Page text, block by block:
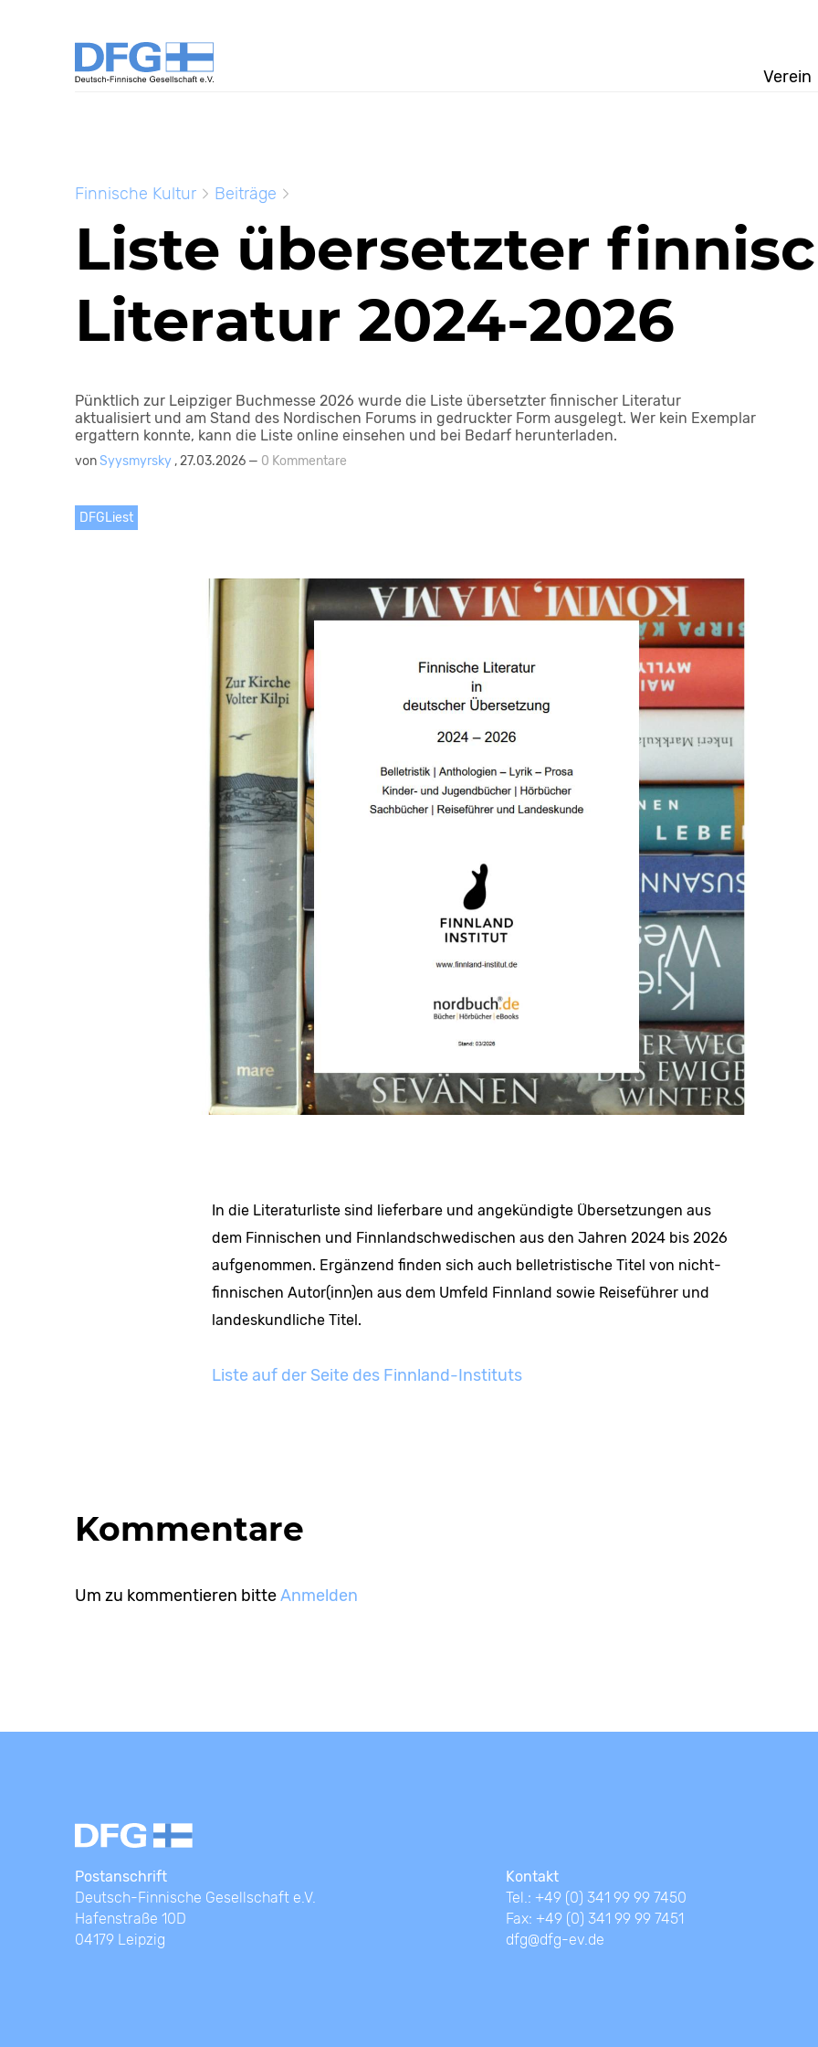
Verein
Finnische Kultur Beiträge
Liste übersetzter
Literatur 2024-2026
Pünktlich zur Leipziger Buchmesse 2026 wurde die Liste übersetzter finnischer Literatur
aktualisiert und am Stand des Nordischen Forums in gedruckter Form ausgelegt. Wer kein Exemplar
ergattern konnte, kann die Liste online einsehen und bei Bedarf herunterladen.
vonSyysmyrsky , 27.03.2026 — 0 Kommentare
DFGLiest
In die Literaturliste sind lieferbare und angekündigte Übersetzungen aus
dem Finnischen und Finnlandschwedischen aus den Jahren 2024 bis 2026
aufgenommen. Ergänzend finden sich auch belletristische Titel von nicht-
finnischen Autor(inn)en aus dem Umfeld Finnland sowie Reiseführer und
landeskundliche Titel.
Liste auf der Seite des Finnland-Instituts
Kommentare
Um zu kommentieren bitteAnmelden
Postanschrift
Deutsch-Finnische Gesellschaft e.V.
Hafenstraße 10D
04179 Leipzig
Kontakt
Tel.: +49 (0) 341 99 99 7450
Fax: +49 (0) 341 99 99 7451
dfg@dfg-ev.de